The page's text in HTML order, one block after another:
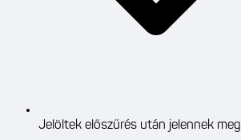
Jelöltek előszűrés után jelennek meg